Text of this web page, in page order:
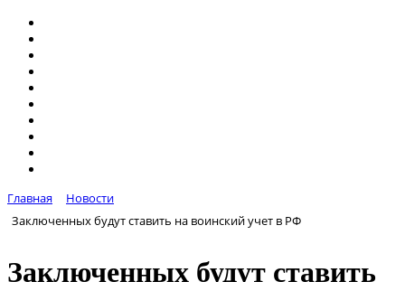
Главная
Новости
Заключенных будут ставить на воинский учет в РФ
Заключенных будут ставить